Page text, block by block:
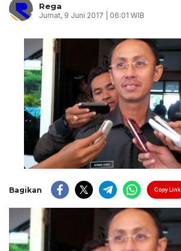
Rega
Jumat, 9 Juni 2017 | 06:01 WIB
Bagikan Copy Link